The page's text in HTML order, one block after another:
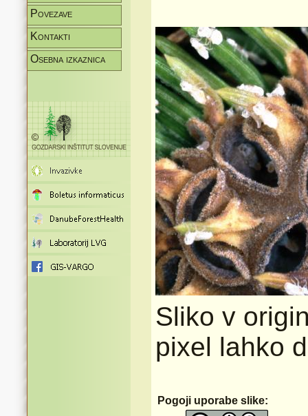
Povezave
Kontakti
Osebna izkaznica
Sliko v
pixel lahko
Pogoji uporabe slike: